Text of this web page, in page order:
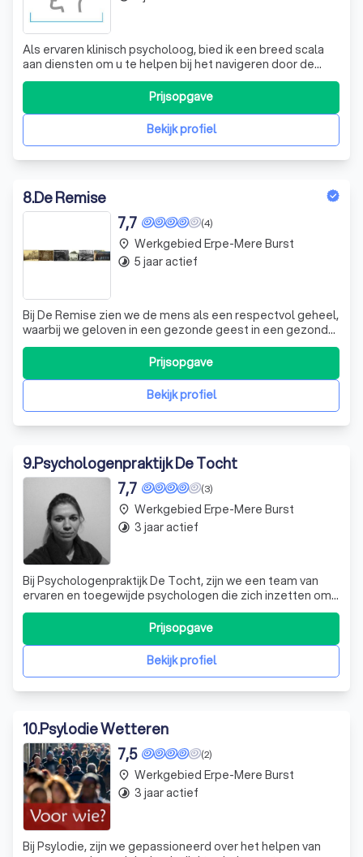
Als ervaren klinisch psycholoog, bied ik een breed scala
aan diensten om u te helpen bij het navigeren door de
uitdagingen van het leven. Of u nu worstelt met sociaal-
emotionele problemen, concentratieproblemen,
schoolproblemen, of het verwerken van rouw, scheiding
en andere ingrijpende gebeurteniss
Bekijk profiel
Prijsopgave
8.De Remise
(4)
7,7
Bij De Remise zien we de mens als een respectvol geheel,
waarbij we geloven in een gezonde geest in een gezond
lichaam. We zijn ervan overtuigd dat lichamelijke en
geestelijke zorg hand in hand gaan. Onze visie is
gebaseerd op het 'en-en-verhaal', waarbij we een
integrale, empathische kijk op elke h
Bekijk profiel
Prijsopgave
place Werkgebied Erpe-Mere Burst
timelapse 5 jaar actief
9.Psychologenpraktijk De Tocht
(3)
7,7
Bij Psychologenpraktijk De Tocht, zijn we een team van
ervaren en toegewijde psychologen die zich inzetten om
u te helpen bij het navigeren door de uitdagingen van het
leven. Onze specialiteiten variëren van depressie, angst
en fobieën tot trauma, eetstoornissen en verslaving. We
bieden ook onderste
Bekijk profiel
Prijsopgave
place Werkgebied Erpe-Mere Burst
timelapse 3 jaar actief
10.Psylodie Wetteren
(2)
7,5
Bij Psylodie, zijn we gepassioneerd over het helpen van
place Werkgebied Erpe-Mere Burst
timelapse 3 jaar actief